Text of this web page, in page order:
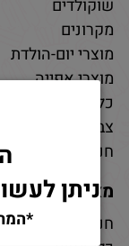
שוקולדים
מקרונים
מוצרי יום-הולדת
מוצרי אפייה
כלי אפייה
צבעי מאכל
חנות חומרי גלם
מאמרים
חנות למוצרי
ניתן